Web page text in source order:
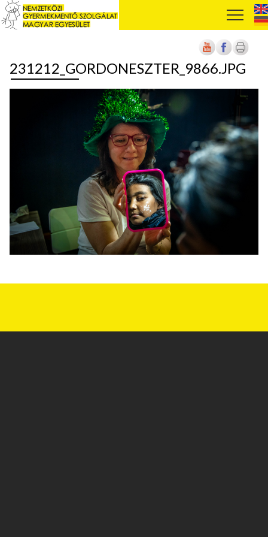
231212_GORDONESZTER_9866.JPG